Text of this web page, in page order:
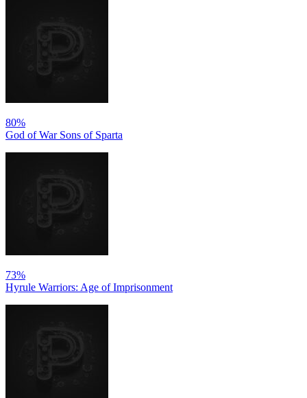
80%
God of War Sons of Sparta
73%
Hyrule Warriors: Age of Imprisonment